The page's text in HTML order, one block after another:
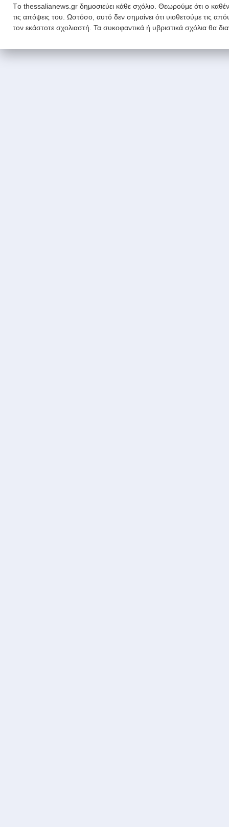
Tο thessalianews.gr δημοσιεύει κάθε σχόλιο. Θεωρούμε ότι ο
τις απόψεις του. Ωστόσο, αυτό δεν σημαίνει ότι υιοθετούμε τις
τον εκάστοτε σχολιαστή. Τα συκοφαντικά ή υβριστικά σχόλια θα